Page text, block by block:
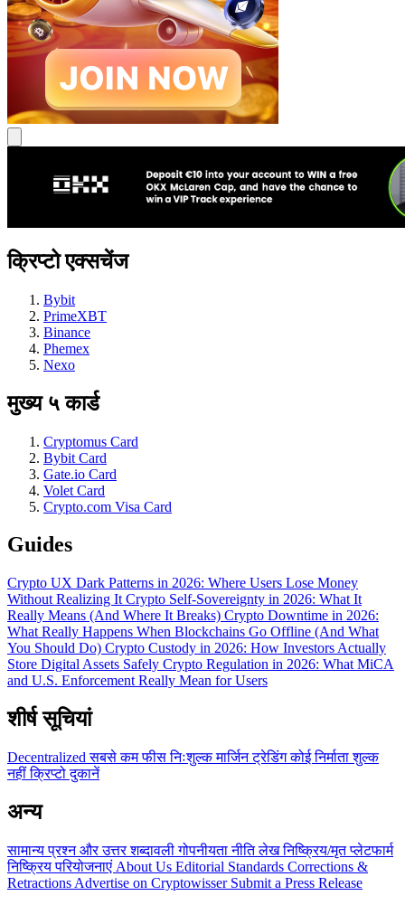
क्रिप्टो एक्सचेंज
Bybit
PrimeXBT
Binance
Phemex
Nexo
मुख्य ५ कार्ड
Cryptomus Card
Bybit Card
Gate.io Card
Volet Card
Crypto.com Visa Card
Guides
Crypto UX Dark Patterns in 2026: Where Users Lose Money
Without Realizing It Crypto Self-Sovereignty in 2026: What It
Really Means (And Where It Breaks) Crypto Downtime in 2026:
What Really Happens When Blockchains Go Offline (And What
You Should Do) Crypto Custody in 2026: How Investors Actually
Store Digital Assets Safely Crypto Regulation in 2026: What MiCA
and U.S. Enforcement Really Mean for Users
शीर्ष सूचियां
Decentralizedसबसे कम फीसनिःशुल्कमार्जिन ट्रेडिंगकोई निर्माता शुल्क
नहींक्रिप्टो दुकानें
अन्य
सामान्य प्रश्न और उत्तरशब्दावलीगोपनीयता नीतिलेखनिष्क्रिय/मृत प्लेटफार्म
निष्क्रिय परियोजनाएं About Us Editorial Standards Corrections &
Retractions Advertise on Cryptowisser Submit a Press Release